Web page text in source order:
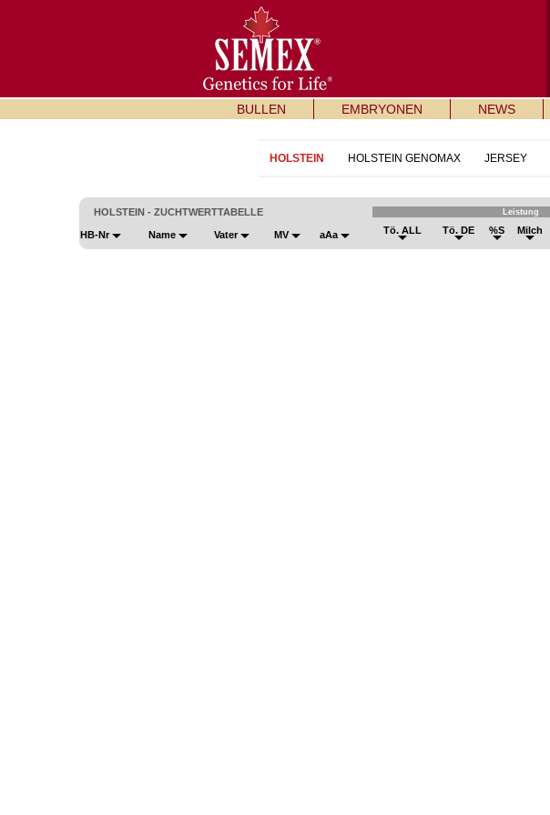
BULLEN EMBRYONEN NEWS
HOLSTEIN HOLSTEIN GENOMAX JERSEY
HOLSTEIN - ZUCHTWERTTABELLE Leistung
HB-Nr Name Vater MV aAa Tö. ALL Tö. DE %S Milch